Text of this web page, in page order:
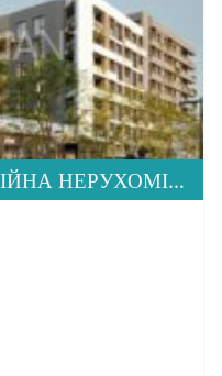
ПРОДАЄТЬСЯ КОМЕРЦІЙНА НЕРУХОМІСТЬ ВІД ЗАБУДОВНИКА, ЖК MONTREAL